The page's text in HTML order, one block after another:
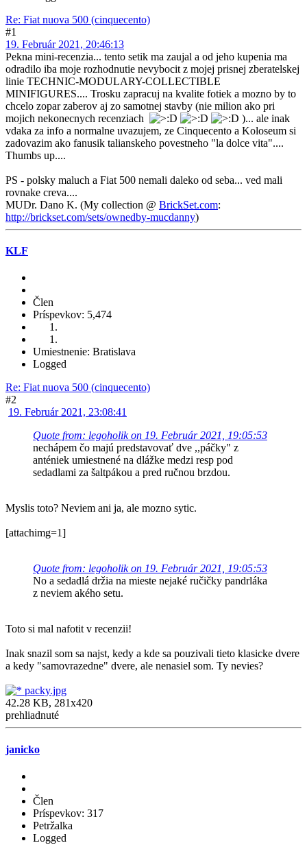
Re: Fiat nuova 500 (cinquecento)
#1
19. Február 2021, 20:46:13
Pekna mini-recenzia... tento setik ma zaujal a od jeho kupenia ma
odradilo iba moje rozhodnutie nevybocit z mojej prisnej zberatelskej
linie TECHNIC-MODULARY-COLLECTIBLE
MINIFIGURES.... Trosku zapracuj na kvalite fotiek a mozno by to
chcelo zopar zaberov aj zo samotnej stavby (nie milion ako pri
mojich nekonecnych recenziach
)... ale inak
vdaka za info a normalne uvazujem, ze Cinquecento a Koloseum si
zadovazim ako fanusik talianskeho povestneho "la dolce vita"....
Thumbs up....
PS - polsky maluch a Fiat 500 nemali daleko od seba... ved mali
rovnake creva....
MUDr. Dano K. (My collection @ BrickSet.com:
http://brickset.com/sets/ownedby-mucdanny)
KLF
Člen
Príspevkov: 5,474
Umiestnenie: Bratislava
Logged
Re: Fiat nuova 500 (cinquecento)
#2
19. Február 2021, 23:08:41
Quote from: legoholik on 19. Február 2021, 19:05:53
nechápem čo majú predstavovať dve ,,páčky" z
anténiek umiestnené na dlážke medzi resp pod
sedadlami za šaltpákou a pred ručnou brzdou.
Myslis toto? Neviem ani ja, ale mozno sytic.
[attachimg=1]
Quote from: legoholik on 19. Február 2021, 19:05:53
No a sedadlá držia na mieste nejaké ručičky pandrláka
z neviem akého setu.
Toto si mal nafotit v recenzii!
Inak snazil som sa najst, kedy a kde sa pouzivali tieto klasicke dvere
a kedy "samovrazedne" dvere, ale nenasiel som. Ty nevies?
packy.jpg
42.28 KB, 281x420
prehliadnuté
janicko
Člen
Príspevkov: 317
Petržalka
Logged